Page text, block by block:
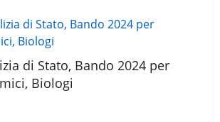
di Stato, Bando 2024 per
Biologi